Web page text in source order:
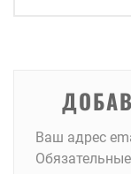
Ваш адрес